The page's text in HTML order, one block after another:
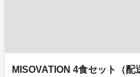
MISOVATION 4食セット（配